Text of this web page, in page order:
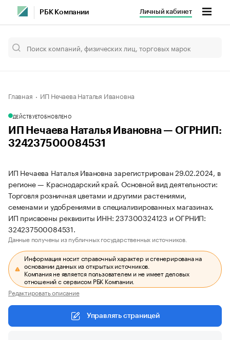
РБК Компании Личный кабинет
Главная ИП Нечаева Наталья Ивановна
ДЕЙСТВУЕТОБНОВЛЕНО
ИП Нечаева Наталья Ивановна — ОГРНИП:
324237500084531
ИП Нечаева Наталья Ивановна зарегистрирован 29.02.2024, в
регионе — Краснодарский край. Основной вид деятельности:
Торговля розничная цветами и другими растениями,
семенами и удобрениями в специализированных магазинах.
ИП присвоены реквизиты ИНН: 237300324123 и ОГРНИП:
324237500084531.
Данные получены из публичных государственных источников.
Информация носит справочный характер и сгенерирована на
основании данных из открытых источников.
Компания не является пользователем и не имеет деловых
отношений с сервисом РБК Компании.
Редактировать описание
Управлять страницей